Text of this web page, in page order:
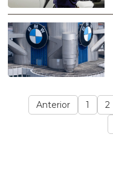
Anterior 1 2